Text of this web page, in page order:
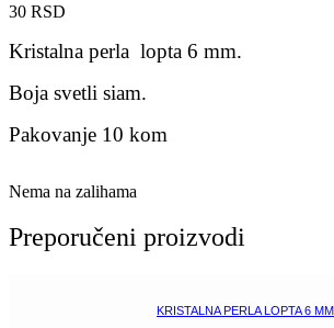
30 RSD
Kristalna perla lopta 6 mm.
Boja svetli siam.
Pakovanje 10 kom
Nema na zalihama
Preporučeni proizvodi
KRISTALNA PERLA LOPTA 6 MM